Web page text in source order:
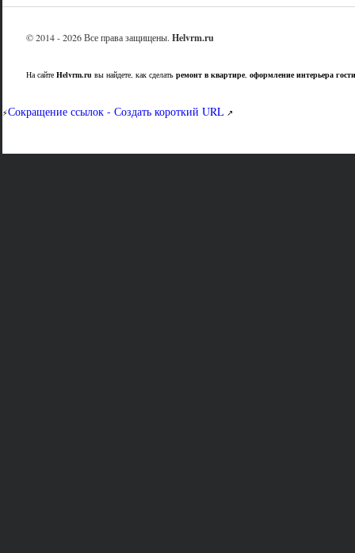
© 2014 - 2026 Все права защищены. Helvrm.ru
На сайте Helvrm.ru вы найдете, как сделать ремонт в квартире, оформление интерьера
⚡Сокращение ссылок - Создать короткий URL↗